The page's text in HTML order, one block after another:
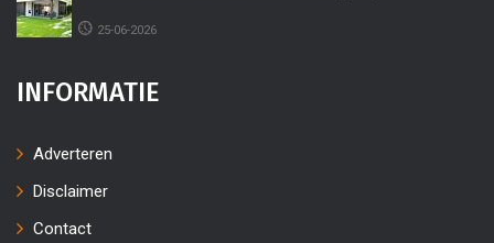
25-06-2026
INFORMATIE
Adverteren
Disclaimer
Contact